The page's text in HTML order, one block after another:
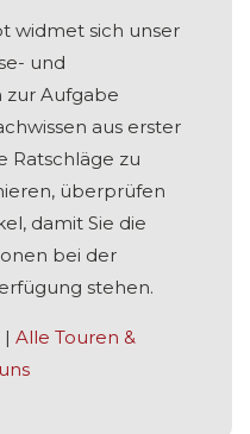
widmet sich unser
und
zur Aufgabe
aus erster
Ratschläge zu
überprüfen
damit Sie die
bei der
stehen.
| Alle Touren &